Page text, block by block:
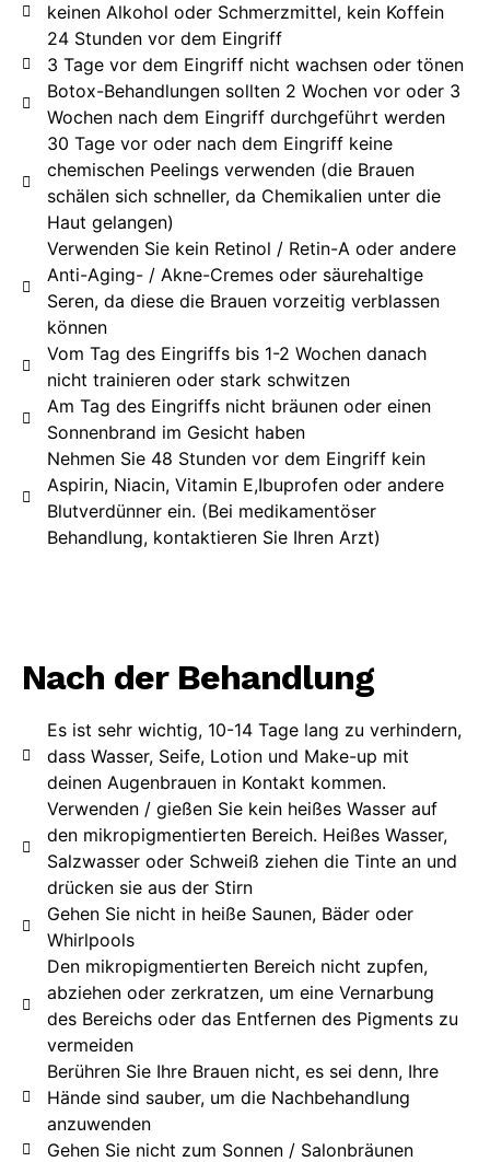
keinen Alkohol oder Schmerzmittel, kein Koffein
24 Stunden vor dem Eingriff
3 Tage vor dem Eingriff nicht wachsen oder tönen
Botox-Behandlungen sollten 2 Wochen vor oder 3
Wochen nach dem Eingriff durchgeführt werden
30 Tage vor oder nach dem Eingriff keine
chemischen Peelings verwenden (die Brauen
schälen sich schneller, da Chemikalien unter die
Haut gelangen)
Verwenden Sie kein Retinol / Retin-A oder andere
Anti-Aging- / Akne-Cremes oder säurehaltige
Seren, da diese die Brauen vorzeitig verblassen
können
Vom Tag des Eingriffs bis 1-2 Wochen danach
nicht trainieren oder stark schwitzen
Am Tag des Eingriffs nicht bräunen oder einen
Sonnenbrand im Gesicht haben
Nehmen Sie 48 Stunden vor dem Eingriff kein
Aspirin, Niacin, Vitamin E,Ibuprofen oder andere
Blutverdünner ein. (Bei medikamentöser
Behandlung, kontaktieren Sie Ihren Arzt)
Nach der Behandlung
Es ist sehr wichtig, 10-14 Tage lang zu verhindern,
dass Wasser, Seife, Lotion und Make-up mit
deinen Augenbrauen in Kontakt kommen.
Verwenden / gießen Sie kein heißes Wasser auf
den mikropigmentierten Bereich. Heißes Wasser,
Salzwasser oder Schweiß ziehen die Tinte an und
drücken sie aus der Stirn
Gehen Sie nicht in heiße Saunen, Bäder oder
Whirlpools
Den mikropigmentierten Bereich nicht zupfen,
abziehen oder zerkratzen, um eine Vernarbung
des Bereichs oder das Entfernen des Pigments zu
vermeiden
Berühren Sie Ihre Brauen nicht, es sei denn, Ihre
Hände sind sauber, um die Nachbehandlung
anzuwenden
Gehen Sie nicht zum Sonnen / Salonbräunen